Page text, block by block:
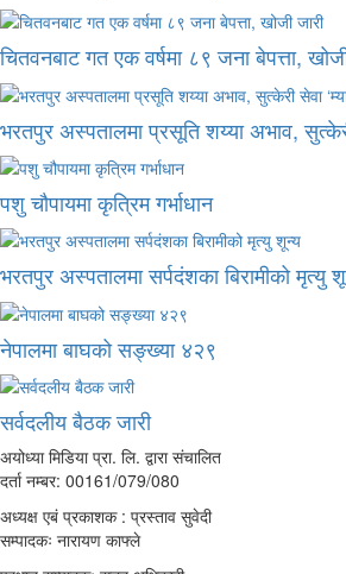
चितवनबाट गत एक वर्षमा ८९ जना बेपत्ता,
भरतपुर अस्पतालमा प्रसूति शय्या अभाव,
पशु चौपायमा कृत्रिम गर्भाधान
भरतपुर अस्पतालमा सर्पदंशका बिरामीको मृत्यु
नेपालमा बाघको सङ्ख्या ४२९
सर्वदलीय बैठक जारी
अयोध्या मिडिया प्रा. लि. द्वारा संचालित
दर्ता नम्बर: 00161/079/080
अध्यक्ष एबं प्रकाशक : प्रस्ताव सुवेदी
सम्पादकः नारायण काफ्ले